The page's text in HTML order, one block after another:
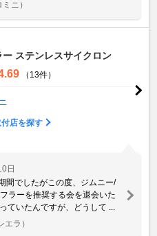
ニ）
ー ステンレスサイクロン
（13件）
店を探す
日
間でしたがこの度、ジムニー/
ラーを推奨する会を退会いた
ていたんですが、どうして ...
エラ）